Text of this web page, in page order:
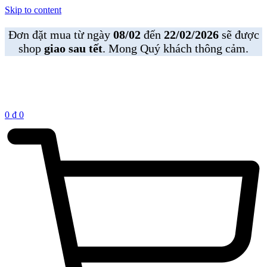
Skip to content
Đơn đặt mua từ ngày 08/02đến 22/02/2026sẽ được
shop giao sau tết. Mong Quý khách thông cảm.
0 ₫ 0